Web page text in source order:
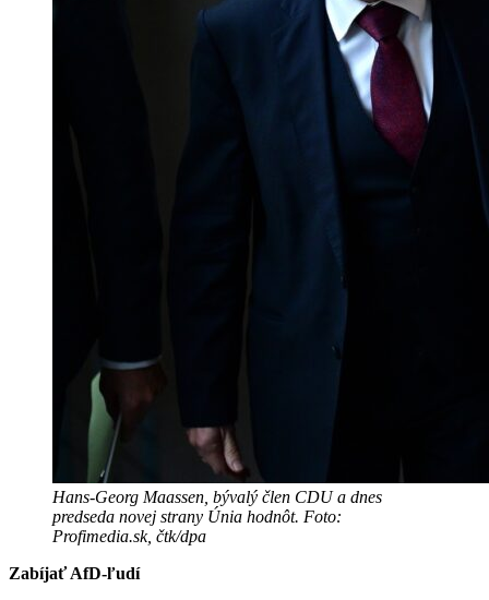
Hans-Georg Maassen, bývalý člen CDU a dnes
predseda novej strany Únia hodnôt. Foto:
Profimedia.sk, čtk/dpa
Zabíjať AfD-ľudí